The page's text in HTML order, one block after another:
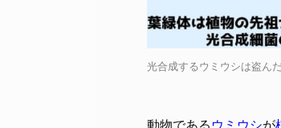
光合成するウミウシは盗ん
動物である ウミウシが